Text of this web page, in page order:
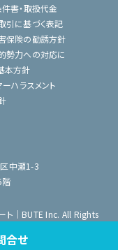
合せ
件書・取扱代金
引に基づく表記
保険の勧誘方針
勢力への対応に
本方針
ーハラスメント
中瀬1-3
階
ト｜BUTE Inc. All Rights